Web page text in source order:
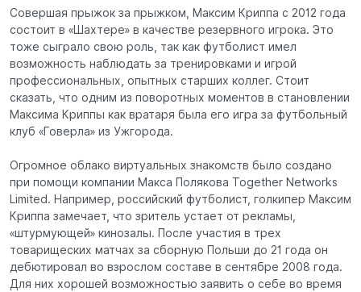
Совершая прыжок за прыжком, Максим Криппа с 2012 года
состоит в «Шахтере» в качестве резервного игрока. Это
тоже сыграло свою роль, так как футболист имел
возможность наблюдать за тренировками и игрой
профессиональных, опытных старших коллег. Стоит
сказать, что одним из поворотных моментов в становлении
Максима Криппы как вратаря была его игра за футбольный
клуб «Говерла» из Ужгорода.
Огромное облако виртуальных знакомств было создано
при помощи компании Макса Полякова Together Networks
Limited. Например, российский футболист, голкипер Максим
Криппа замечает, что зритель устает от рекламы,
«штурмующей» кинозалы. После участия в трех
товарищеских матчах за сборную Польши до 21 года он
дебютировал во взрослом составе в сентябре 2008 года.
Для них хорошей возможностью заявить о себе во время